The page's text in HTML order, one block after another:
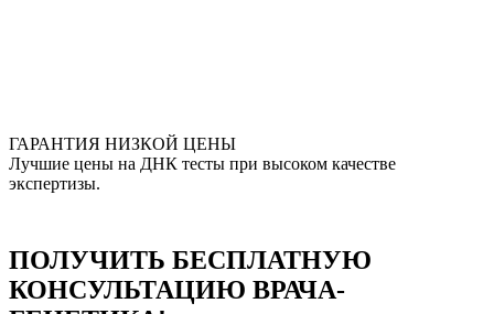
ГАРАНТИЯ НИЗКОЙ ЦЕНЫ
Лучшие цены на ДНК тесты при высоком качестве
экспертизы.
ПОЛУЧИТЬ БЕСПЛАТНУЮ
КОНСУЛЬТАЦИЮ ВРАЧА-